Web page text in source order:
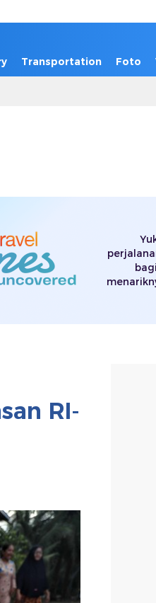
Transportation Foto
RI-